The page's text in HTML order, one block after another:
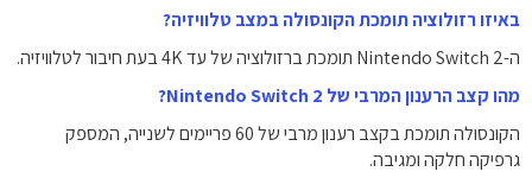
באיזו רזולוציה תומכת הקונסולה במצב טלוויזיה?
ה-Nintendo Switch 2 תומכת ברזולוציה של עד ‎4K בעת חיבור לטלוויזיה.
מהו קצב הרענון המרבי של Nintendo Switch 2?
הקונסולה תומכת בקצב רענון מרבי של 60 פריימים לשנייה, המספק
גרפיקה חלקה ומגיבה.